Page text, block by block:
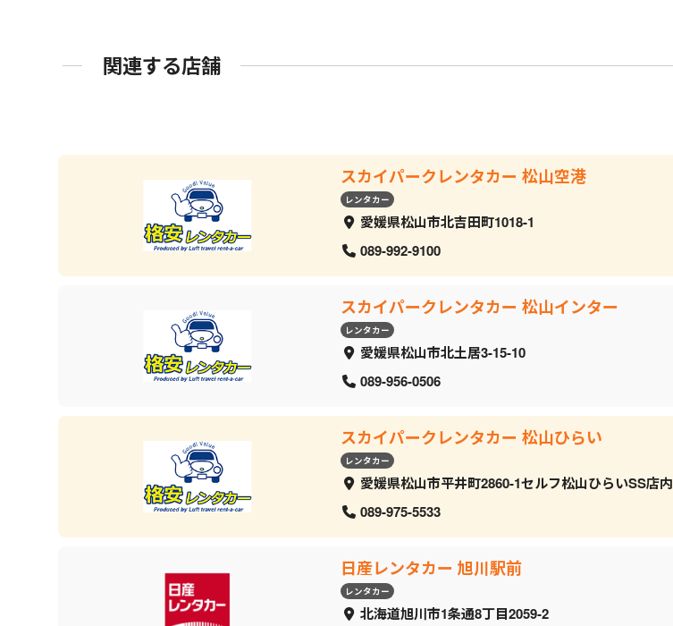
関連する店舗
スカイパークレンタカー 松山空港
レンタカー
愛媛県松山市北吉田町1018-1
089-992-9100
スカイパークレンタカー 松山インター
レンタカー
愛媛県松山市北土居3-15-10
089-956-0506
スカイパークレンタカー 松山ひらい
レンタカー
愛媛県松山市平井町2860-1セルフ松山ひらいSS店内
089-975-5533
日産レンタカー 旭川駅前
レンタカー
北海道旭川市1条通8丁目2059‐2